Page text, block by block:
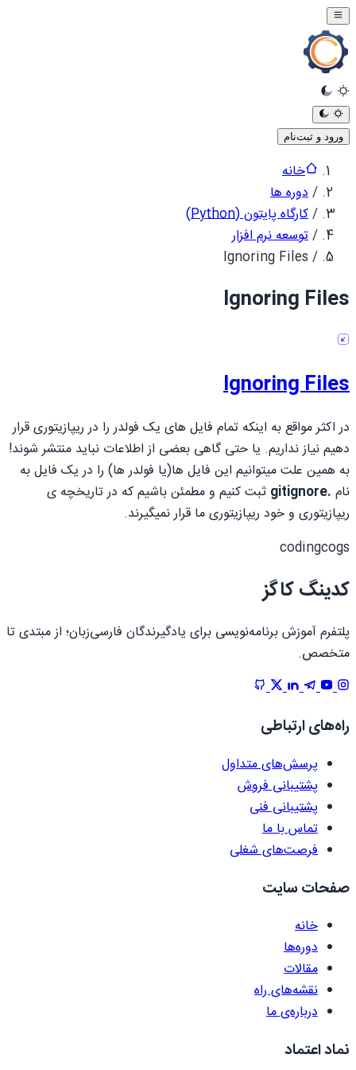
ورود و ثبت‌نام
خانه
/دوره ها
/کارگاه پایتون (Python)
/توسعه نرم افزار
/
Ignoring Files
Ignoring Files
Ignoring Files
در اکثر مواقع به اینکه تمام فایل های یک فولدر را در ریپازیتوری قرار
دهیم نیاز نداریم. یا حتی گاهی بعضی از اطلاعات نباید منتشر شوند!
به همین علت میتوانیم این فایل ها(یا فولدر ها) را در یک فایل به
نام .gitignore
ثبت کنیم و مطمئن باشیم که در تاریخچه ی
ریپازیتوری و خود ریپازیتوری ما قرار نمیگیرند.
codingcogs
کدینگ کاگز
پلتفرم آموزش برنامه‌نویسی برای یادگیرندگان فارسی‌زبان؛ از مبتدی تا
متخصص.
راه‌های ارتباطی
پرسش‌های متداول
پشتیبانی فروش
پشتیبانی فنی
تماس با ما
فرصت‌های شغلی
صفحات سایت
خانه
دوره‌ها
مقالات
نقشه‌های راه
درباره‌ی ما
نماد اعتماد